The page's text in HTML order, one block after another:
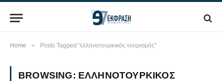
Home » Posts Tagged "ελληνοτουρκικός τουρισμός"
BROWSING: ΕΛΛΗΝΟΤΟΥΡΚΙΚΌΣ